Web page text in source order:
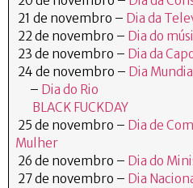
21 de novembro – Dia da
22 de novembro – Dia do
23 de novembro – Dia da
24 de novembro – Dia
– Dia do Rio
BLACK FUCKDAY
25 de novembro – Dia de
Mulher
26 de novembro – Dia do
27 de novembro – Dia